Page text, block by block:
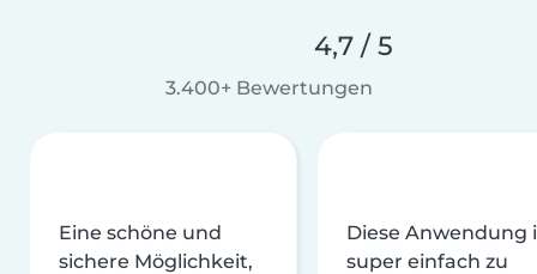
4,7 / 5
3.400+ Bewertungen
Eine schöne und
sichere Möglichkeit,
Diese Anwendung
super einfach zu